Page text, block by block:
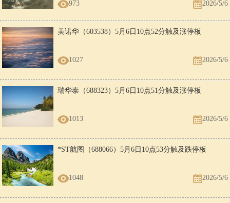
973 2026/5/6
美诺华（603538）5月6日10点52分触及涨停板
1027 2026/5/6
瑞华泰（688323）5月6日10点51分触及涨停板
1013 2026/5/6
*ST航图（688066）5月6日10点53分触及跌停板
1048 2026/5/6